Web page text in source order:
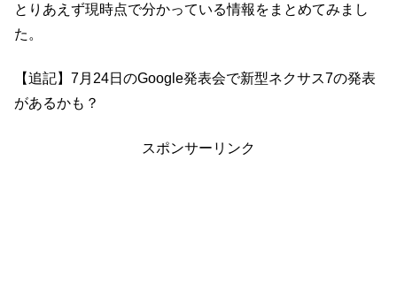
とりあえず現時点で分かっている情報をまとめてみまし
た。
【追記】7月24日のGoogle発表会で新型ネクサス7の発表
があるかも？
スポンサーリンク